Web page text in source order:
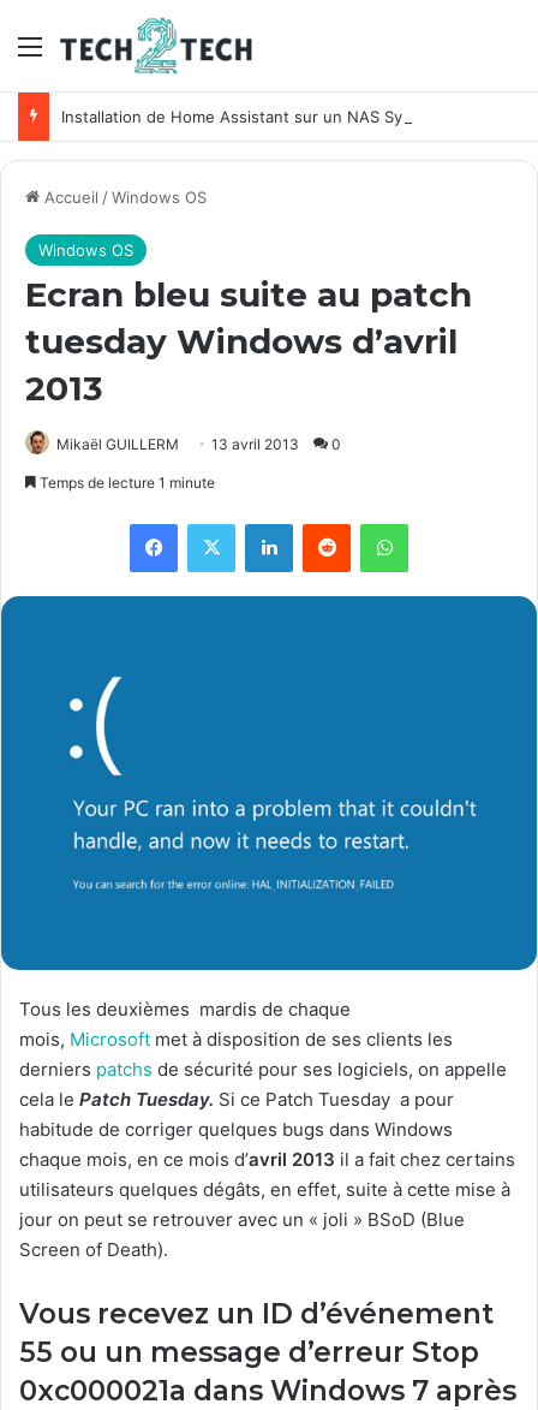
Menu
Installation de Home Assistant sur un NAS Synology
Accueil /Windows OS
Windows OS
Ecran bleu suite au patch
tuesday Windows d’avril
2013
Mikaël GUILLERM 13 avril 2013 0
Temps de lecture 1 minute
Tous les deuxièmes mardis de chaque
mois, Microsoft met à disposition de ses clients les
derniers patchs de sécurité pour ses logiciels, on appelle
cela le Patch Tuesday. Si ce Patch Tuesday a pour
habitude de corriger quelques bugs dans Windows
chaque mois, en ce mois d’avril 2013 il a fait chez certains
utilisateurs quelques dégâts, en effet, suite à cette mise à
jour on peut se retrouver avec un « joli » BSoD (Blue
Screen of Death).
Vous recevez un ID d’événement
55 ou un message d’erreur Stop
0xc000021a dans Windows 7 après